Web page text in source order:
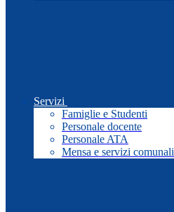
Servizi
Famiglie e Studenti
Personale docente
Personale ATA
Mensa e servizi comunali